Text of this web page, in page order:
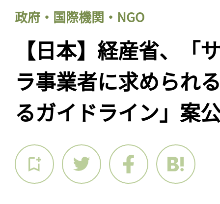
政府・国際機関・NGO
【日本】経産省、「
ラ事業者に求められ
るガイドライン」案